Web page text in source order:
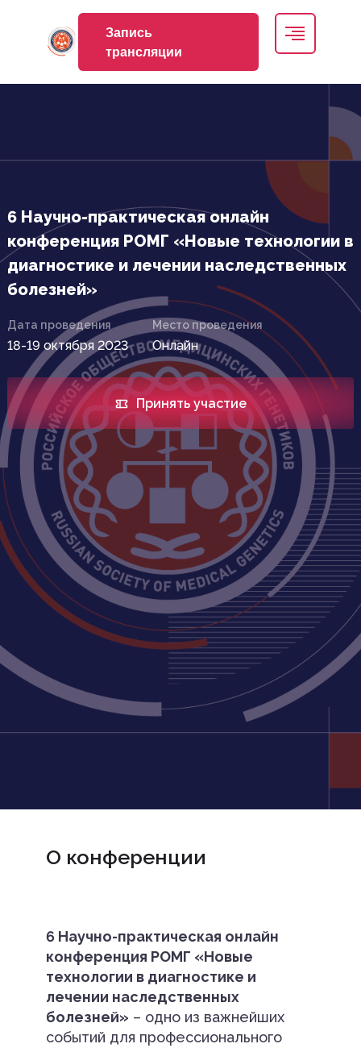
Запись
трансляции
6 Научно-практическая онлайн
конференция РОМГ «Новые технологии в
диагностике и лечении наследственных
болезней»
Дата проведения
18-19 октября 2023
Место проведения
Онлайн
Принять участие
О конференции
6 Научно-практическая онлайн
конференция РОМГ «Новые
технологии в диагностике и
лечении наследственных
болезней» – одно из важнейших
событий для профессионального